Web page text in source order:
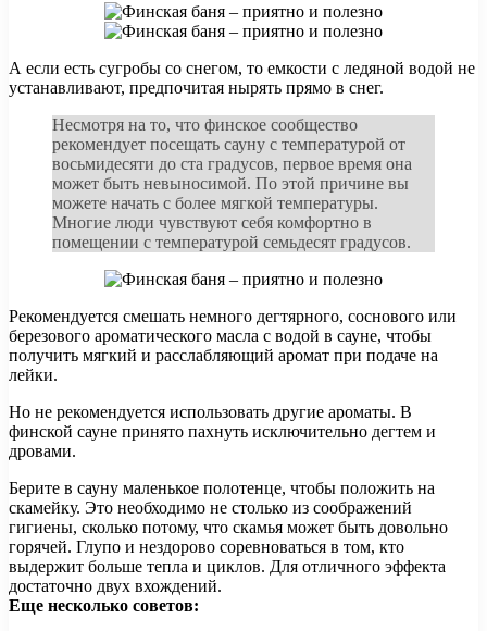
А если есть сугробы со снегом, то емкости с ледяной водой не
устанавливают, предпочитая нырять прямо в снег.
Несмотря на то, что финское сообщество
рекомендует посещать сауну с температурой от
восьмидесяти до ста градусов, первое время она
может быть невыносимой. По этой причине вы
можете начать с более мягкой температуры.
Многие люди чувствуют себя комфортно в
помещении с температурой семьдесят градусов.
Рекомендуется смешать немного дегтярного, соснового или
березового ароматического масла с водой в сауне, чтобы
получить мягкий и расслабляющий аромат при подаче на
лейки.
Но не рекомендуется использовать другие ароматы. В
финской сауне принято пахнуть исключительно дегтем и
дровами.
Берите в сауну маленькое полотенце, чтобы положить на
скамейку. Это необходимо не столько из соображений
гигиены, сколько потому, что скамья может быть довольно
горячей. Глупо и нездорово соревноваться в том, кто
выдержит больше тепла и циклов. Для отличного эффекта
достаточно двух вхождений.
Еще несколько советов: